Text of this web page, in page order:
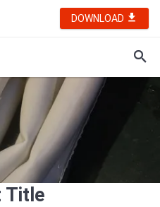
DOWNLOAD
Title